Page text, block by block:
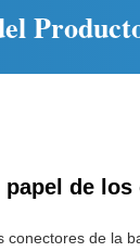
papel de
conectores de la